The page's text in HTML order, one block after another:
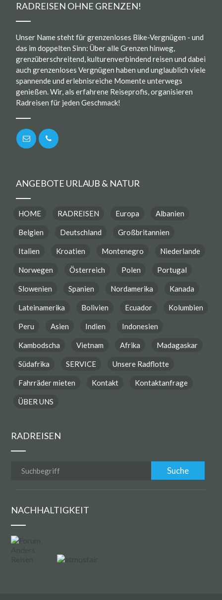
RADREISEN OHNE GRENZEN!
Unser Name steht für grenzenloses Bike-Vergnügen - und
das im doppelten Sinn: Über alle Grenzen hinweg,
grenzüberschreitend, kulturenverbindend reisen und dabei
auch grenzenloses Vergnügen haben und unglaublich viele
spannende und erlebnisreiche Momente unterwegs
genießen. Wir, als erfahrene Reiseprofis, organisieren
Radreisen für jeden Geschmack!
ANGEBOTE URLAUB & NATUR
HOME RADREISEN Europa Albanien
Belgien Deutschland Großbritannien
Italien Kroatien Montenegro Niederlande
Norwegen Österreich Polen Portugal
Slowenien Spanien Nordamerika Kanada
Lateinamerika Bolivien Ecuador Kolumbien
Peru Asien Indien Indonesien
Kambodscha Vietnam Afrika Madagaskar
Südafrika SERVICE Unsere Radflotte
Fahrräder mieten Kontakt Kontaktanfrage
ÜBER UNS
RADREISEN
NACHHALTIGKEIT